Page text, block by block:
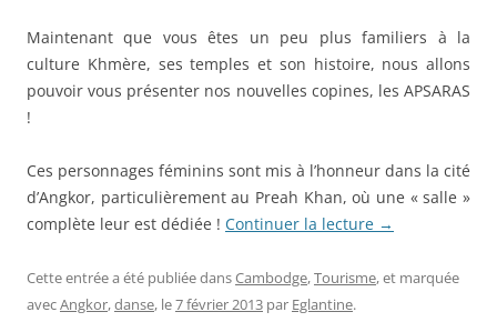
Maintenant que vous êtes un peu plus familiers à la
culture Khmère, ses temples et son histoire, nous allons
pouvoir vous présenter nos nouvelles copines, les APSARAS
!
Ces personnages féminins sont mis à l’honneur dans la cité
d’Angkor, particulièrement au Preah Khan, où une « salle »
complète leur est dédiée ! Continuer la lecture →
Cette entrée a été publiée dansCambodge,Tourisme, et marquée
avecAngkor,danse, le7 février 2013 par Eglantine.